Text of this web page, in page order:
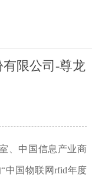
有限公司-尊龙
、中国信息产业商
中国物联网rfid年度